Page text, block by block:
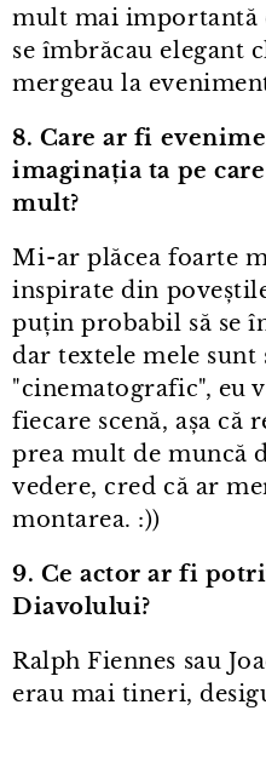
mult mai importantă
se îmbrăcau elegant
mergeau la
8. Care ar fi
imaginația ta pe
mult?
Mi⁠-⁠ar plăcea foarte
inspirate din
puțin probabil să se
dar textele mele sunt
"cinematografic", eu
fiecare scenă, așa că
prea mult de muncă
vedere, cred că ar
montarea. :))
9. Ce actor ar fi
Diavolului?
Ralph Fiennes sau
erau mai tineri,